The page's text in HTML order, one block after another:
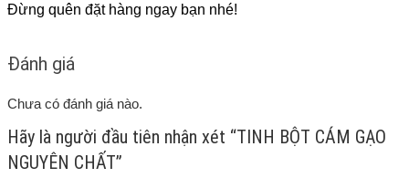
Đừng quên đặt hàng ngay bạn nhé!
Đánh giá
Chưa có đánh giá nào.
Hãy là người đầu tiên nhận xét “TINH BỘT CÁM GẠO
NGUYÊN CHẤT”